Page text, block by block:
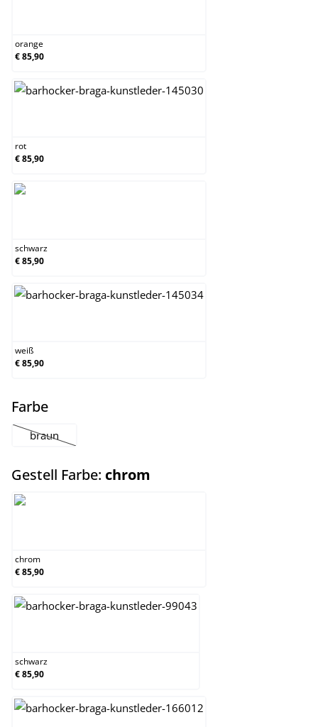
orange
€ 85,90
rot
€ 85,90
schwarz
€ 85,90
weiß
€ 85,90
Farbeauswählen
braun
(Diese Option ist zurzeit nicht verfügbar.)
Gestell Farbe: chrom
chrom
€ 85,90
schwarz
€ 85,90